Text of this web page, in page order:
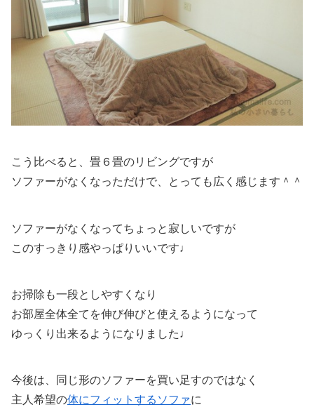
こう比べると、畳６畳のリビングですが
ソファーがなくなっただけで、とっても広く感じます＾＾
ソファーがなくなってちょっと寂しいですが
このすっきり感やっぱりいいです♩
お掃除も一段としやすくなり
お部屋全体全てを伸び伸びと使えるようになって
ゆっくり出来るようになりました♩
今後は、同じ形のソファーを買い足すのではなく
主人希望の体にフィットするソファに